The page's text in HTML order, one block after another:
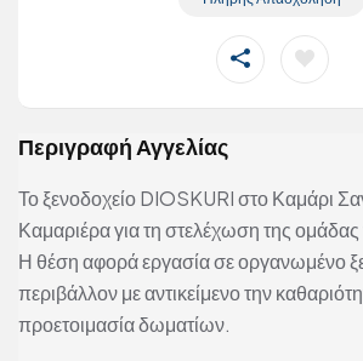
Περιγραφή Αγγελίας
Το ξενοδοχείο DIOSKURI στο Καμάρι
Καμαριέρα για τη στελέχωση της ομάδας
Η θέση αφορά εργασία σε οργανωμένο
περιβάλλον με αντικείμενο την
προετοιμασία δωματίων.